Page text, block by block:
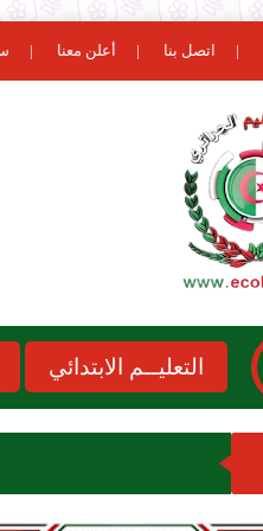
اتصل بنا أعلن معنا
التعليــم الابتدائي